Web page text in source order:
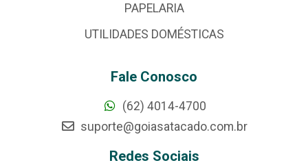
PAPELARIA
UTILIDADES DOMÉSTICAS
Fale Conosco
(62) 4014-4700
suporte@goiasatacado.com.br
Redes Sociais